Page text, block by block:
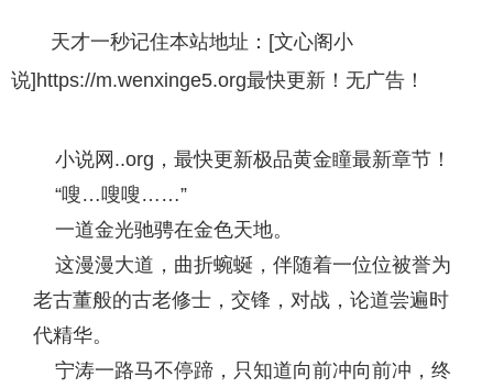
天才一秒记住本站地址：[文心阁小
说]https://m.wenxinge5.org最快更新！无广告！
小说网..org，最快更新极品黄金瞳最新章节！
“嗖…嗖嗖……”
一道金光驰骋在金色天地。
这漫漫大道，曲折蜿蜒，伴随着一位位被誉为
老古董般的古老修士，交锋，对战，论道尝遍时
代精华。
宁涛一路马不停蹄，只知道向前冲向前冲，终